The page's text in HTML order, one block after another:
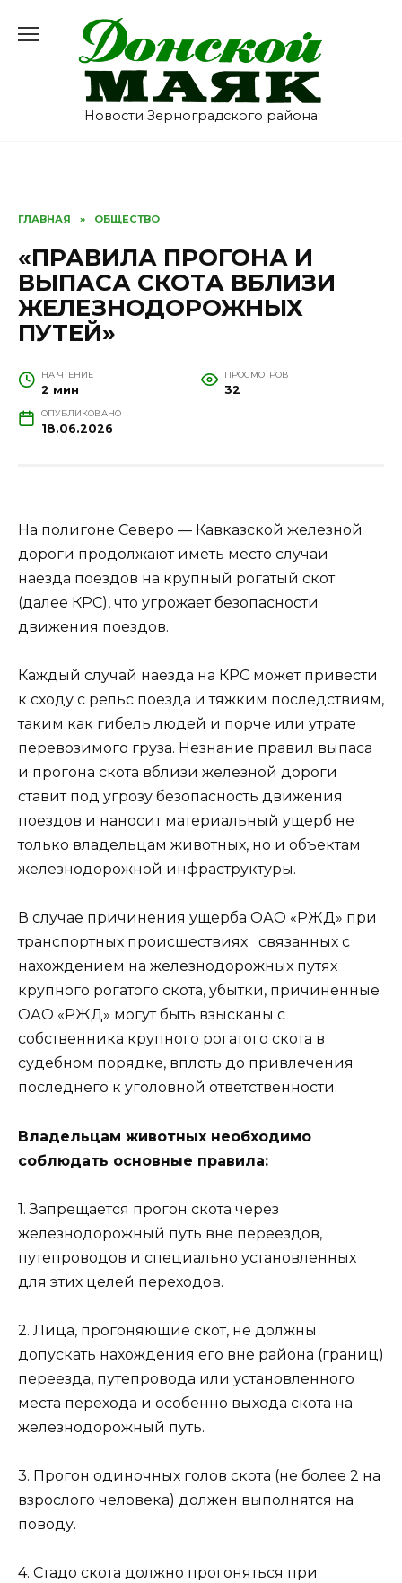
содержанию
Новости Зерноградского района
ГЛАВНАЯ » ОБЩЕСТВО
«ПРАВИЛА ПРОГОНА И
ВЫПАСА СКОТА ВБЛИЗИ
ЖЕЛЕЗНОДОРОЖНЫХ
ПУТЕЙ»
НА ЧТЕНИЕ
2 мин
ПРОСМОТРОВ
32
ОПУБЛИКОВАНО
18.06.2026
На полигоне Северо — Кавказской железной
дороги продолжают иметь место случаи
наезда поездов на крупный рогатый скот
(далее КРС), что угрожает безопасности
движения поездов.
Каждый случай наезда на КРС может привести
к сходу с рельс поезда и тяжким последствиям,
таким как гибель людей и порче или утрате
перевозимого груза. Незнание правил выпаса
и прогона скота вблизи железной дороги
ставит под угрозу безопасность движения
поездов и наносит материальный ущерб не
только владельцам животных, но и объектам
железнодорожной инфраструктуры.
В случае причинения ущерба ОАО «РЖД» при
транспортных происшествиях связанных с
нахождением на железнодорожных путях
крупного рогатого скота, убытки, причиненные
ОАО «РЖД» могут быть взысканы с
собственника крупного рогатого скота в
судебном порядке, вплоть до привлечения
последнего к уголовной ответственности.
Владельцам животных необходимо
соблюдать основные правила:
1. Запрещается прогон скота через
железнодорожный путь вне переездов,
путепроводов и специально установленных
для этих целей переходов.
2. Лица, прогоняющие скот, не должны
допускать нахождения его вне района (границ)
переезда, путепровода или установленного
места перехода и особенно выхода скота на
железнодорожный путь.
3. Прогон одиночных голов скота (не более 2 на
взрослого человека) должен выполнятся на
поводу.
4. Стадо скота должно прогоняться при